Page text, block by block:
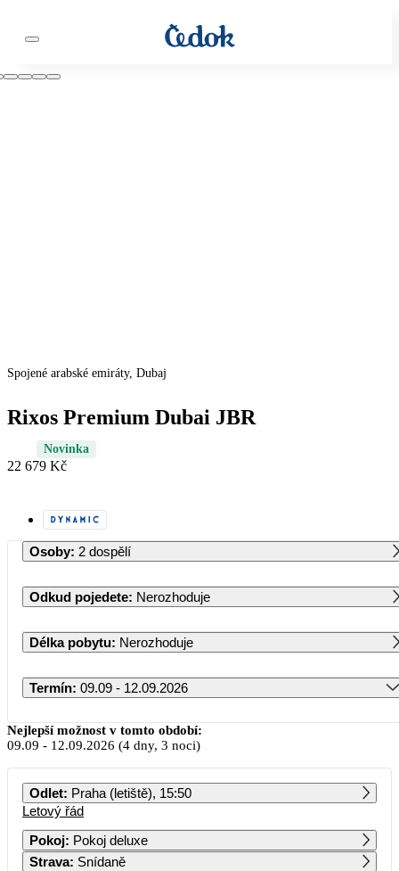
Spojené arabské emiráty, Dubaj
Rixos Premium Dubai JBR
Novinka
22 679 Kč
Osoby: 2 dospělí
Odkud pojedete: Nerozhoduje
Délka pobytu: Nerozhoduje
Termín: 09.09 - 12.09.2026
Září 2026
PO ÚT ST ČT PÁ SO NE
25 909 23 099 30 039 30 039 30 039 29 339
7 8
Nejlepší možnost v tomto období:
09.09 - 12.09.2026 (4 dny, 3 noci)
Odlet: Praha (letiště), 15:50
Letový řád
Pokoj: Pokoj deluxe
Strava: Snídaně